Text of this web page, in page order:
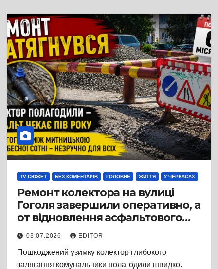
TV СЮЖЕТ БЕЗ КОМЕНТАРІВ ГОЛОВНЕ ЖИТТЯ У ЧЕРКАСАХ
Ремонт колектора на вулиці
Гоголя завершили оперативно, а
от відновлення асфальтового
покриття затягнулося майже на
пів року
03.07.2026 EDITOR
Пошкоджений узимку колектор глибокого
залягання комунальники полагодили швидко.